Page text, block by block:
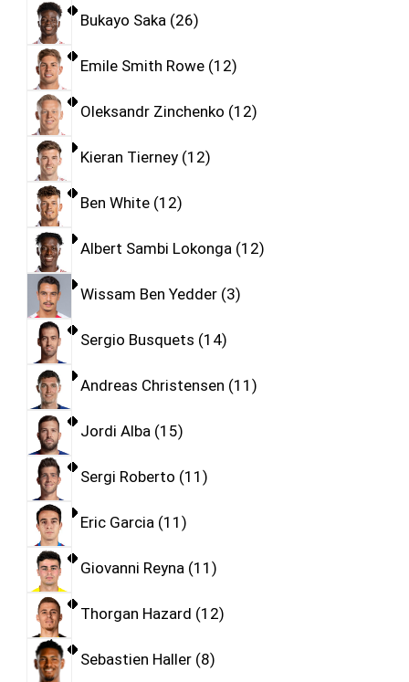
Bukayo Saka 26
Emile Smith Rowe 12
Oleksandr Zinchenko 12
Kieran Tierney 12
Ben White 12
Albert Sambi Lokonga 12
Wissam Ben Yedder 3
Sergio Busquets 14
Andreas Christensen 11
Jordi Alba 15
Sergi Roberto 11
Eric Garcia 11
Giovanni Reyna 11
Thorgan Hazard 12
Sebastien Haller 8